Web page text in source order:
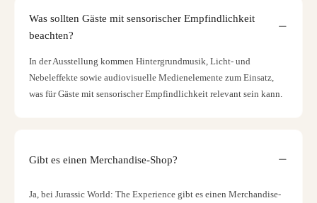
Was sollten Gäste mit sensorischer Empfindlichkeit
beachten?
In der Ausstellung kommen Hintergrundmusik, Licht- und
Nebeleffekte sowie audiovisuelle Medienelemente zum Einsatz,
was für Gäste mit sensorischer Empfindlichkeit relevant sein kann.
Gibt es einen Merchandise-Shop?
Ja, bei Jurassic World: The Experience gibt es einen Merchandise-